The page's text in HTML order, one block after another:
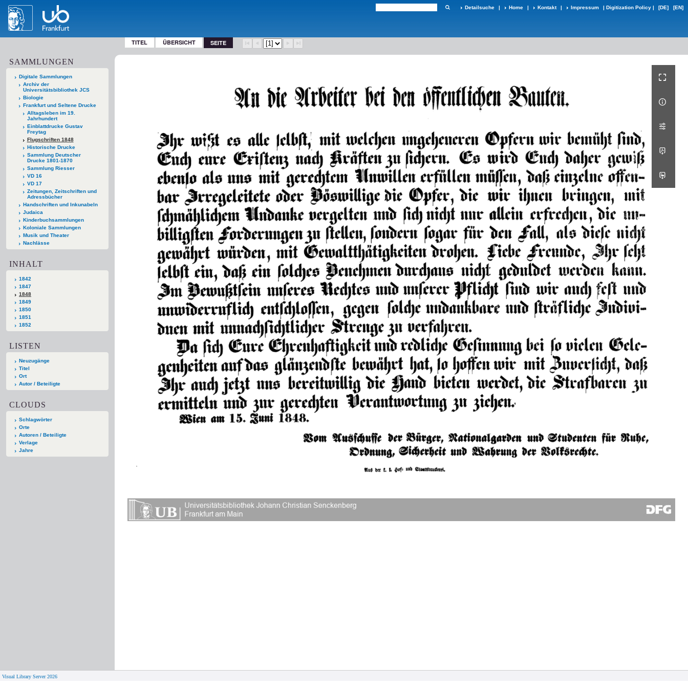
Detailsuche | Home | Kontakt | Impressum | Digitization Policy | [DE] [EN]
TITEL ÜBERSICHT SEITE
SAMMLUNGEN
Digitale Sammlungen
Archiv der
Universitätsbibliothek JCS
Biologie
Frankfurt und Seltene Drucke
Alltagsleben im 19.
Jahrhundert
Einblattdrucke Gustav
Freytag
Flugschriften 1848
Historische Drucke
Sammlung Deutscher
Drucke 1801-1870
Sammlung Riesser
VD 16
VD 17
Zeitungen, Zeitschriften und
Adressbücher
Handschriften und Inkunabeln
Judaica
Kinderbuchsammlungen
Koloniale Sammlungen
Musik und Theater
Nachlässe
INHALT
1842
1847
1848
1849
1850
1851
1852
LISTEN
Neuzugänge
Titel
Ort
Autor / Beteiligte
CLOUDS
Schlagwörter
Orte
Autoren / Beteiligte
Verlage
Jahre
Visual Library Server 2026